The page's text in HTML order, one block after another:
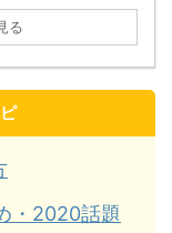
る
・2020話題